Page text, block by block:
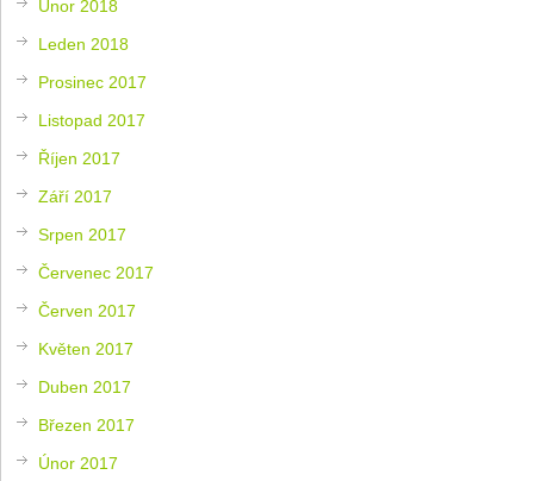
Únor 2018
Leden 2018
Prosinec 2017
Listopad 2017
Říjen 2017
Září 2017
Srpen 2017
Červenec 2017
Červen 2017
Květen 2017
Duben 2017
Březen 2017
Únor 2017